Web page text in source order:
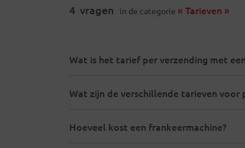
4 vragen in de categorie « Tarieven »
Wat is het tarief per verzending met
Wat zijn de verschillende tarieven voor
Hoeveel kost een frankeermachine?